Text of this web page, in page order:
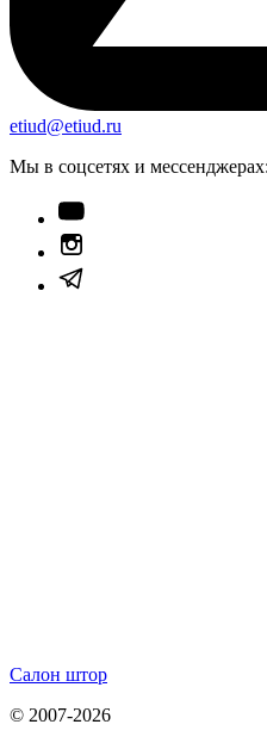
etiud@etiud.ru
Мы в соцсетях и мессенджерах:
Салон штор
© 2007-2026